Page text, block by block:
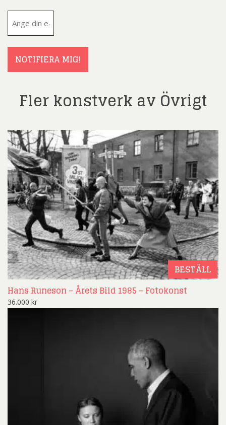
NOTIFIERA MIG!
Fler konstverk av Övrigt
BESTÄLL
Hans Runeson – Årets Bild 1985 – Fotokonst
36.000 kr